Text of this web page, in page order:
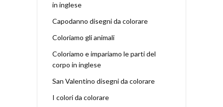
in inglese
Capodanno disegni da colorare
Coloriamo gli animali
Coloriamo e impariamo le parti del
corpo in inglese
San Valentino disegni da colorare
I colori da colorare